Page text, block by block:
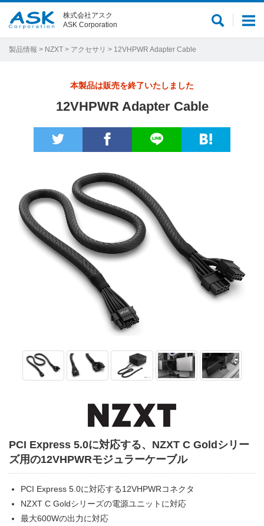
メ
サ
株式会社アスク
ASK Corporation
製品情報 > NZXT > アクセサリ > 12VHPWR Adapter Cable
本製品は販売を終了いたしました
12VHPWR Adapter Cable
PCI Express 5.0に対応する、NZXT C Goldシリー
ズ用の12VHPWRモジュラーケーブル
PCI Express 5.0に対応する12VHPWRコネクタ
NZXT C Goldシリーズの電源ユニットに対応
最大600Wの出力に対応